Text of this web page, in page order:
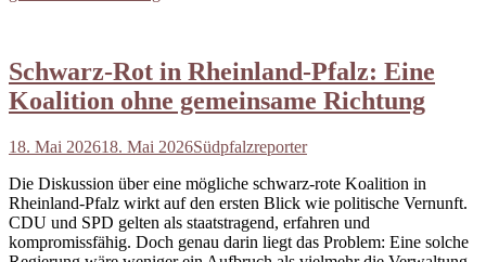
Schwarz-Rot in Rheinland-Pfalz: Eine
Koalition ohne gemeinsame Richtung
18. Mai 202618. Mai 2026Südpfalzreporter
Die Diskussion über eine mögliche schwarz-rote Koalition in
Rheinland-Pfalz wirkt auf den ersten Blick wie politische Vernunft.
CDU und SPD gelten als staatstragend, erfahren und
kompromissfähig. Doch genau darin liegt das Problem: Eine solche